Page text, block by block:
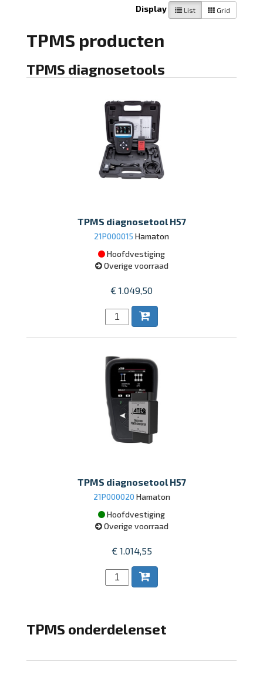
Display List Grid
TPMS producten
TPMS diagnosetools
TPMS diagnosetool H57
21P000015 Hamaton
Hoofdvestiging
Overige voorraad
€ 1.049,50
TPMS diagnosetool H57
21P000020 Hamaton
Hoofdvestiging
Overige voorraad
€ 1.014,55
TPMS onderdelenset